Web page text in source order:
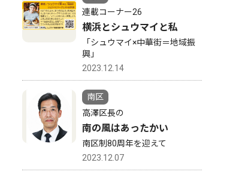
連載コーナー26
横浜とシュウマイと私
「シュウマイ×中華街＝地域振
興」
2023.12.14
南区
高澤区長の
南の風はあったかい
南区制80周年を迎えて
2023.12.07